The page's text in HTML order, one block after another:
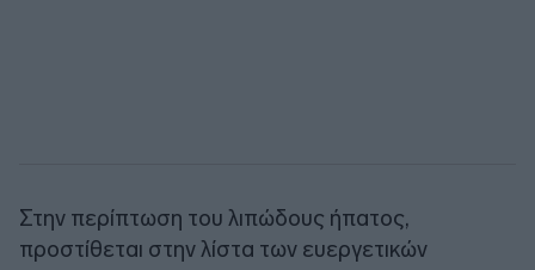
Στην περίπτωση του λιπώδους ήπατος,
προστίθεται στην λίστα των ευεργετικών